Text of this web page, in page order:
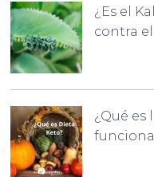
¿Es el
contra
¿Qué es